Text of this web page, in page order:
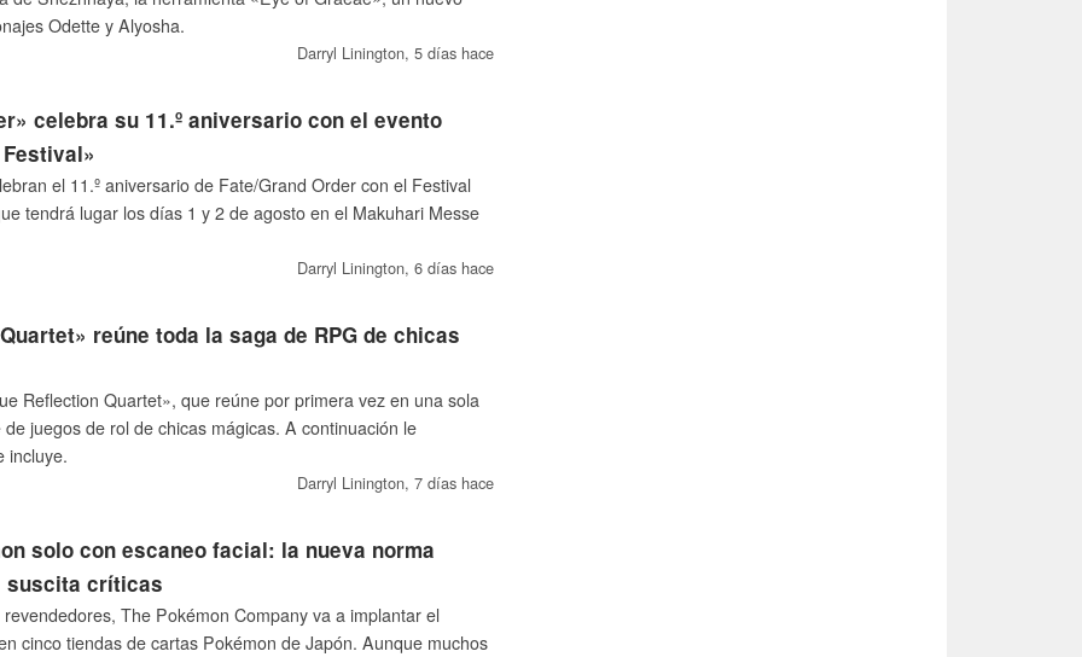
Odette y Alyosha.
Darryl Linington, 5 días hace
celebra su 11.º aniversario con el evento
el 11.º aniversario de Fate/Grand Order con el Festival
tendrá lugar los días 1 y 2 de agosto en el Makuhari Messe
Darryl Linington, 6 días hace
reúne toda la saga de RPG de chicas
Reflection Quartet», que reúne por primera vez en una sola
juegos de rol de chicas mágicas. A continuación le
incluye.
Darryl Linington, 7 días hace
solo con escaneo facial: la nueva norma
suscita críticas
The Pokémon Company va a implantar el
cinco tiendas de cartas Pokémon de Japón. Aunque muchos